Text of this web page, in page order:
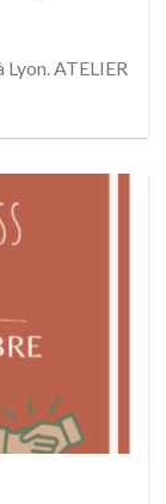
ATELIER